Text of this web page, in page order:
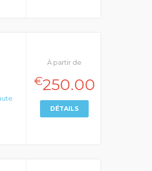
À partir de
€250.00
DÉTAILS